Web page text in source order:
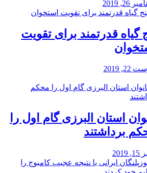
26, 2019
گیاه قدرتمند برای تقویت
22, 2019
استان البرزی گام اول را
برداشتند